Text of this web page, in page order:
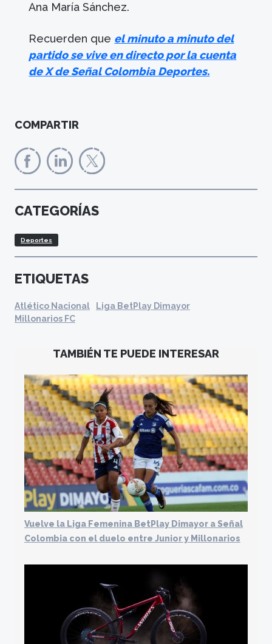
Ana María Sánchez.
Recuerden que el minuto a minuto del
partido se vive en directo por la cuenta
de X de Señal Colombia Deportes.
COMPARTIR
CATEGORÍAS
Deportes
ETIQUETAS
Atlético Nacional
Liga BetPlay Dimayor
Millonarios FC
TAMBIÉN TE PUEDE INTERESAR
Vuelve la Liga Femenina BetPlay Dimayor a Señal
Colombia con el duelo entre Junior y Millonarios